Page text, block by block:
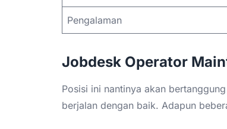
Pengalaman
Jobdesk Operator
Posisi ini nantinya akan
berjalan dengan baik. Adapun